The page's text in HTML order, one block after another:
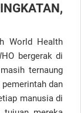
World Health
bergerak di
ternaung
dan
manusia di